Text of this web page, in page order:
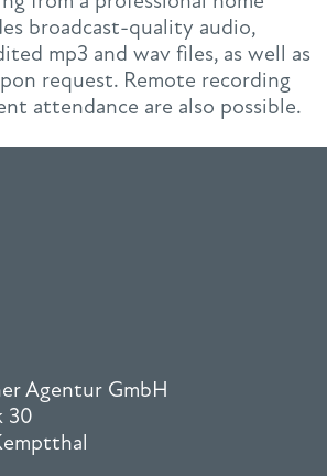
broadcast-quality audio,
mp3 and wav files, as well as
request. Remote recording
attendance are also possible.
Agentur GmbH
30